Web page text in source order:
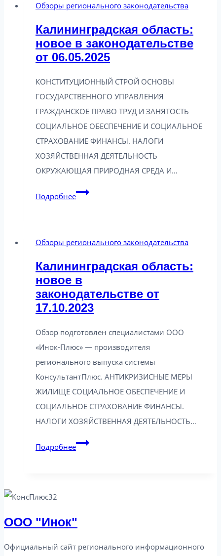
Обзоры регионального законодательства
Калининградская область:
новое в законодательстве
от 06.05.2025
КОНСТИТУЦИОННЫЙ СТРОЙ ОСНОВЫ
ГОСУДАРСТВЕННОГО УПРАВЛЕНИЯ
ГРАЖДАНСКОЕ ПРАВО ТРУД И ЗАНЯТОСТЬ
СОЦИАЛЬНОЕ ОБЕСПЕЧЕНИЕ И СОЦИАЛЬНОЕ
СТРАХОВАНИЕ ФИНАНСЫ. НАЛОГИ
ХОЗЯЙСТВЕННАЯ ДЕЯТЕЛЬНОСТЬ
ОКРУЖАЮЩАЯ ПРИРОДНАЯ СРЕДА И…
ПодробнееКалининградская
от
06.05.2025
Обзоры регионального законодательства
Калининградская область:
новое в
законодательстве от
17.10.2023
Обзор подготовлен специалистами ООО
«Инок-Плюс» — производителя
регионального выпуска системы
КонсультантПлюс. АНТИКРИЗИСНЫЕ МЕРЫ
ЖИЛИЩЕ СОЦИАЛЬНОЕ ОБЕСПЕЧЕНИЕ И
СОЦИАЛЬНОЕ СТРАХОВАНИЕ ФИНАНСЫ.
НАЛОГИ ХОЗЯЙСТВЕННАЯ ДЕЯТЕЛЬНОСТЬ…
ПодробнееКалининградская
17.10.2023
ООО "Инок"
Официальный сайт регионального информационного